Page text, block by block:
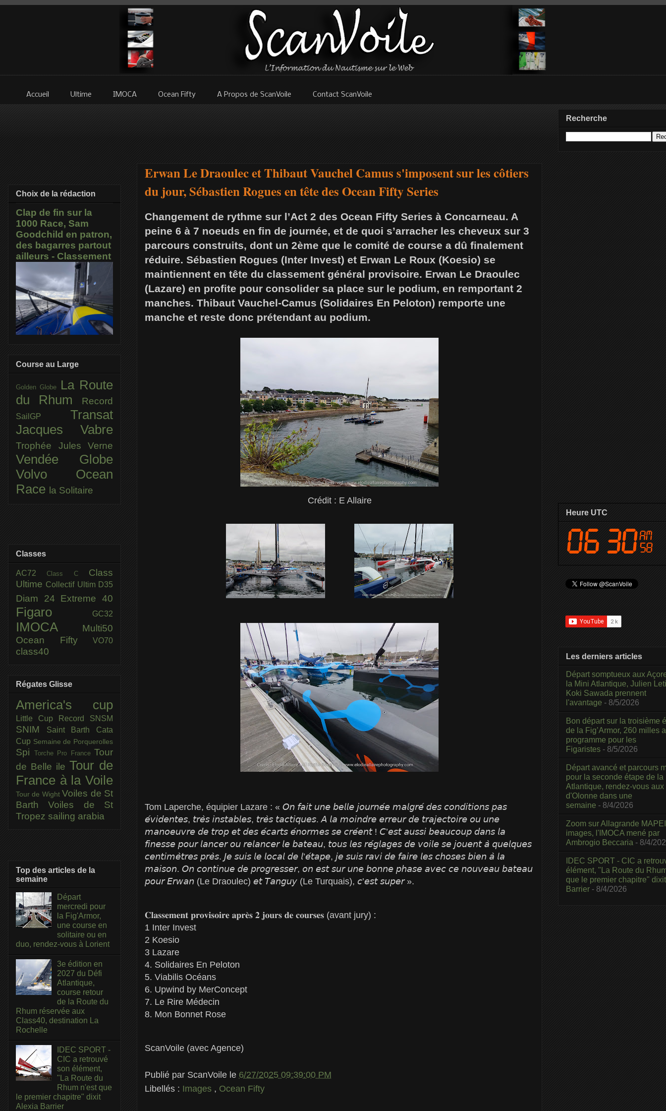
Accueil Ultime IMOCA Ocean Fifty A Propos de ScanVoile Contact ScanVoile
Erwan Le Draoulec et Thibaut Vauchel Camus s'imposent sur les côtiers
du jour, Sébastien Rogues en tête des Ocean Fifty Series
Changement de rythme sur l’Act 2 des Ocean Fifty Series à Concarneau. A
peine 6 à 7 noeuds en fin de journée, et de quoi s’arracher les cheveux sur 3
parcours construits, dont un 2ème que le comité de course a dû finalement
réduire. Sébastien Rogues (Inter Invest) et Erwan Le Roux (Koesio) se
maintiennent en tête du classement général provisoire. Erwan Le Draoulec
(Lazare) en profite pour consolider sa place sur le podium, en remportant 2
manches. Thibaut Vauchel-Camus (Solidaires En Peloton) remporte une
manche et reste donc prétendant au podium.
Crédit : E Allaire
Tom Laperche, équipier Lazare : « 𝘖𝘯 𝘧𝘢𝘪𝘵 𝘶𝘯𝘦 𝘣𝘦𝘭𝘭𝘦 𝘫𝘰𝘶𝘳𝘯𝘦́𝘦 𝘮𝘢𝘭𝘨𝘳𝘦́ 𝘥𝘦𝘴 𝘤𝘰𝘯𝘥𝘪𝘵𝘪𝘰𝘯𝘴 𝘱𝘢𝘴
𝘦́𝘷𝘪𝘥𝘦𝘯𝘵𝘦𝘴, 𝘵𝘳𝘦̀𝘴 𝘪𝘯𝘴𝘵𝘢𝘣𝘭𝘦𝘴, 𝘵𝘳𝘦̀𝘴 𝘵𝘢𝘤𝘵𝘪𝘲𝘶𝘦𝘴. 𝘈 𝘭𝘢 𝘮𝘰𝘪𝘯𝘥𝘳𝘦 𝘦𝘳𝘳𝘦𝘶𝘳 𝘥𝘦 𝘵𝘳𝘢𝘫𝘦𝘤𝘵𝘰𝘪𝘳𝘦 𝘰𝘶 𝘶𝘯𝘦
𝘮𝘢𝘯𝘰𝘦𝘶𝘷𝘳𝘦 𝘥𝘦 𝘵𝘳𝘰𝘱 𝘦𝘵 𝘥𝘦𝘴 𝘦́𝘤𝘢𝘳𝘵𝘴 𝘦́𝘯𝘰𝘳𝘮𝘦𝘴 𝘴𝘦 𝘤𝘳𝘦́𝘦𝘯𝘵 ! 𝘊’𝘦𝘴𝘵 𝘢𝘶𝘴𝘴𝘪 𝘣𝘦𝘢𝘶𝘤𝘰𝘶𝘱 𝘥𝘢𝘯𝘴 𝘭𝘢
𝘧𝘪𝘯𝘦𝘴𝘴𝘦 𝘱𝘰𝘶𝘳 𝘭𝘢𝘯𝘤𝘦𝘳 𝘰𝘶 𝘳𝘦𝘭𝘢𝘯𝘤𝘦𝘳 𝘭𝘦 𝘣𝘢𝘵𝘦𝘢𝘶, 𝘵𝘰𝘶𝘴 𝘭𝘦𝘴 𝘳𝘦́𝘨𝘭𝘢𝘨𝘦𝘴 𝘥𝘦 𝘷𝘰𝘪𝘭𝘦 𝘴𝘦 𝘫𝘰𝘶𝘦𝘯𝘵 𝘢̀ 𝘲𝘶𝘦𝘭𝘲𝘶𝘦𝘴
𝘤𝘦𝘯𝘵𝘪𝘮𝘦̀𝘵𝘳𝘦𝘴 𝘱𝘳𝘦̀𝘴. 𝘑𝘦 𝘴𝘶𝘪𝘴 𝘭𝘦 𝘭𝘰𝘤𝘢𝘭 𝘥𝘦 𝘭’𝘦́𝘵𝘢𝘱𝘦, 𝘫𝘦 𝘴𝘶𝘪𝘴 𝘳𝘢𝘷𝘪 𝘥𝘦 𝘧𝘢𝘪𝘳𝘦 𝘭𝘦𝘴 𝘤𝘩𝘰𝘴𝘦𝘴 𝘣𝘪𝘦𝘯 𝘢̀ 𝘭𝘢
𝘮𝘢𝘪𝘴𝘰𝘯. 𝘖𝘯 𝘤𝘰𝘯𝘵𝘪𝘯𝘶𝘦 𝘥𝘦 𝘱𝘳𝘰𝘨𝘳𝘦𝘴𝘴𝘦𝘳, 𝘰𝘯 𝘦𝘴𝘵 𝘴𝘶𝘳 𝘶𝘯𝘦 𝘣𝘰𝘯𝘯𝘦 𝘱𝘩𝘢𝘴𝘦 𝘢𝘷𝘦𝘤 𝘤𝘦 𝘯𝘰𝘶𝘷𝘦𝘢𝘶 𝘣𝘢𝘵𝘦𝘢𝘶
𝘱𝘰𝘶𝘳 𝘌𝘳𝘸𝘢𝘯 (Le Draoulec) 𝘦𝘵 𝘛𝘢𝘯𝘨𝘶𝘺 (Le Turquais), 𝘤’𝘦𝘴𝘵 𝘴𝘶𝘱𝘦𝘳 ».
𝐂𝐥𝐚𝐬𝐬𝐞𝐦𝐞𝐧𝐭 𝐩𝐫𝐨𝐯𝐢𝐬𝐨𝐢𝐫𝐞 𝐚𝐩𝐫𝐞̀𝐬 𝟐 𝐣𝐨𝐮𝐫𝐬 𝐝𝐞 𝐜𝐨𝐮𝐫𝐬𝐞𝐬 (avant jury) :
1 Inter Invest
2 Koesio
3 Lazare
4. Solidaires En Peloton
5. Viabilis Océans
6. Upwind by MerConcept
7. Le Rire Médecin
8. Mon Bonnet Rose
ScanVoile (avec Agence)
Publié par ScanVoile le 6/27/2025 09:39:00 PM
Libellés : Images , Ocean Fifty
Choix de la rédaction
Clap de fin sur la
1000 Race, Sam
Goodchild en patron,
des bagarres partout
ailleurs - Classement
Course au Large
Golden Globe
La Route
du Rhum
Record
SailGP Transat
Jacques Vabre
Trophée Jules Verne
Vendée Globe
Volvo Ocean
Race la Solitaire
Classes
AC72Class C Class
Ultime Collectif Ultim D35
Diam 24 Extreme 40
Figaro GC32
IMOCA
Multi50
Ocean Fifty
VO70
class40
Régates Glisse
America's cup
Little Cup Record SNSM
SNIM
Saint Barth Cata
Cup Semaine de Porquerolles
Spi Torche Pro France Tour
de Belle ile Tour de
France à la Voile
Tour de Wight Voiles de St
BarthVoiles de St
Tropez sailing arabia
Top des articles de la
semaine
Départ
mercredi pour
la Fig'Armor,
une course en
solitaire ou en
duo, rendez-vous à Lorient
3e édition en
2027 du Défi
Atlantique,
course retour
de la Route du
Rhum réservée aux
Class40, destination La
Rochelle
IDEC SPORT -
CIC a retrouvé
son élément,
"La Route du
Rhum n'est que
le premier chapitre" dixit
Alexia Barrier
Recherche
Heure UTC
Les derniers articles
Départ somptueux aux
la Mini Atlantique, Julien
Koki Sawada prennent
l'avantage - 8/5/2026
Bon départ sur la troisième
de la Fig’Armor, 260 milles
programme pour les
Figaristes - 8/5/2026
Départ avancé et parcours
pour la seconde étape de la
Atlantique, rendez-vous
d'Olonne dans une
semaine - 8/4/2026
Zoom sur Allagrande
images, l'IMOCA mené par
Ambrogio Beccaria - 8/4/
IDEC SPORT - CIC a
élément, "La Route du
que le premier chapitre"
Barrier - 8/4/2026